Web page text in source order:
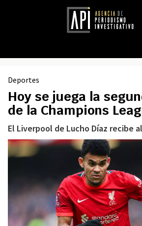
Deportes
Hoy se juega la
de la Champions
El Liverpool de Lucho Díaz recibe